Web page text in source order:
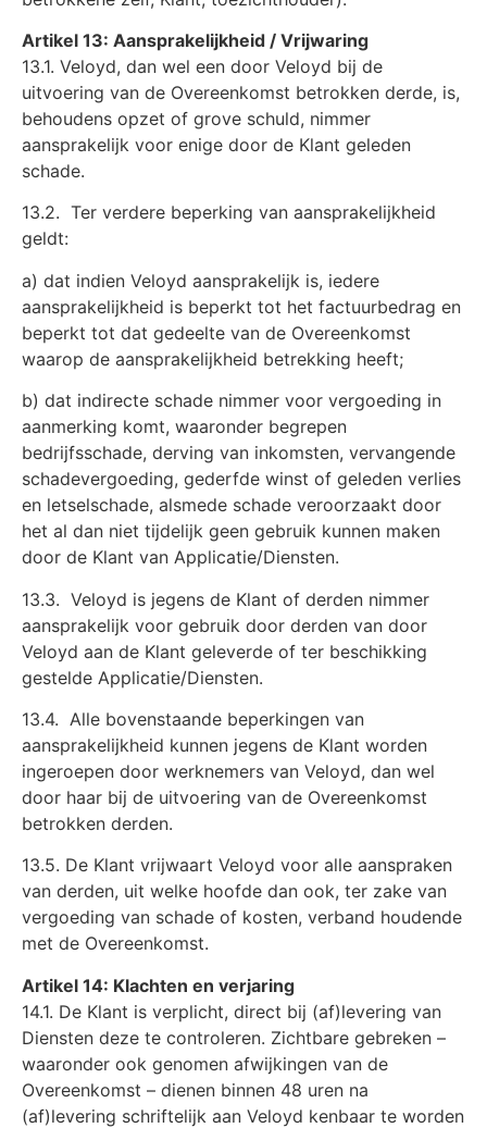
Artikel 13: Aansprakelijkheid / Vrijwaring
13.1. Veloyd, dan wel een door Veloyd bij de
uitvoering van de Overeenkomst betrokken derde, is,
behoudens opzet of grove schuld, nimmer
aansprakelijk voor enige door de Klant geleden
schade.
13.2. Ter verdere beperking van aansprakelijkheid
geldt:
a) dat indien Veloyd aansprakelijk is, iedere
aansprakelijkheid is beperkt tot het factuurbedrag en
beperkt tot dat gedeelte van de Overeenkomst
waarop de aansprakelijkheid betrekking heeft;
b) dat indirecte schade nimmer voor vergoeding in
aanmerking komt, waaronder begrepen
bedrijfsschade, derving van inkomsten, vervangende
schadevergoeding, gederfde winst of geleden verlies
en letselschade, alsmede schade veroorzaakt door
het al dan niet tijdelijk geen gebruik kunnen maken
door de Klant van Applicatie/Diensten.
13.3. Veloyd is jegens de Klant of derden nimmer
aansprakelijk voor gebruik door derden van door
Veloyd aan de Klant geleverde of ter beschikking
gestelde Applicatie/Diensten.
13.4. Alle bovenstaande beperkingen van
aansprakelijkheid kunnen jegens de Klant worden
ingeroepen door werknemers van Veloyd, dan wel
door haar bij de uitvoering van de Overeenkomst
betrokken derden.
13.5. De Klant vrijwaart Veloyd voor alle aanspraken
van derden, uit welke hoofde dan ook, ter zake van
vergoeding van schade of kosten, verband houdende
met de Overeenkomst.
Artikel 14: Klachten en verjaring
14.1. De Klant is verplicht, direct bij (af)levering van
Diensten deze te controleren. Zichtbare gebreken –
waaronder ook genomen afwijkingen van de
Overeenkomst – dienen binnen 48 uren na
(af)levering schriftelijk aan Veloyd kenbaar te worden